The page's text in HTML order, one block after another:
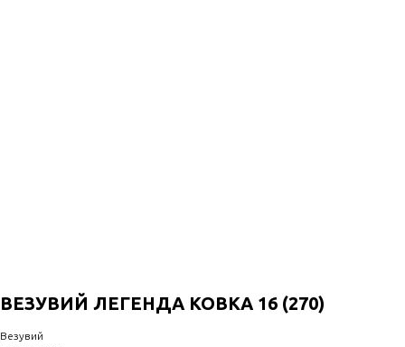
ВЕЗУВИЙ ЛЕГЕНДА КОВКА 16 (270)
Везувий